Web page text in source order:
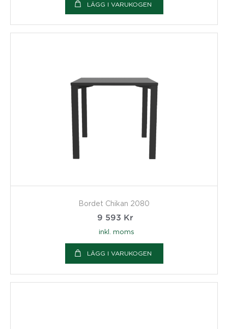
LÄGG I VARUKOGEN
Bordet Chikan 2080
9 593 Kr
inkl. moms
LÄGG I VARUKOGEN